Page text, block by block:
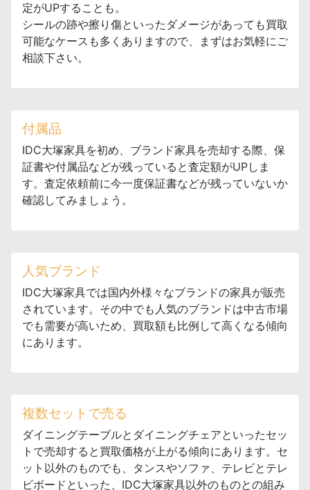
定がUPすることも。
シールの跡や擦り傷といったダメージがあっても買取
可能なケースも多くありますので、まずはお気軽にご
相談下さい。
付属品
IDC大塚家具を初め、ブランド家具を売却する際、保
証書や付属品などが残っていると査定額がUPしま
す。査定依頼前に今一度保証書などが残っていないか
確認してみましょう。
人気ブランド
IDC大塚家具では国内外様々なブランドの家具が販売
されています。その中でも人気のブランドは中古市場
でも需要が高いため、買取額も比例して高くなる傾向
にあります。
複数セットで売る
ダイニングテーブルとダイニングチェアといったセッ
トで売却すると買取価格が上がる傾向にあります。セ
ット以外のものでも、タンスやソファ、テレビとテレ
ビボードといった、IDC大塚家具以外のものとの組み